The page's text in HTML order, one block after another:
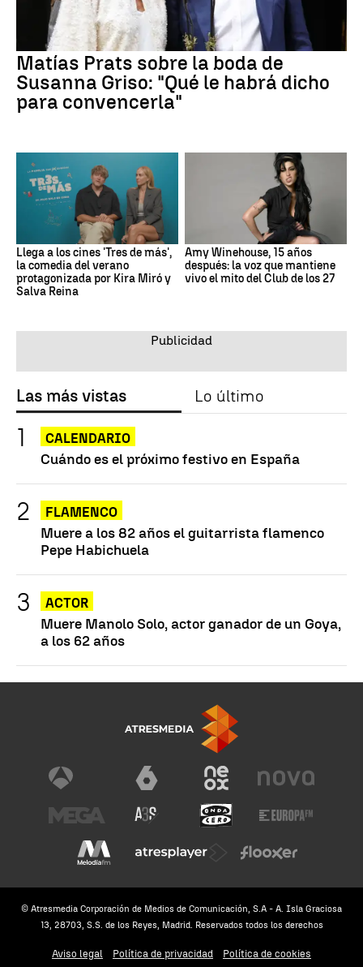
Matías Prats sobre la boda de
Susanna Griso: "Qué le habrá dicho
para convencerla"
Llega a los cines 'Tres de más',
la comedia del verano
protagonizada por Kira Miró y
Salva Reina
Amy Winehouse, 15 años
después: la voz que mantiene
vivo el mito del Club de los 27
Las más vistas Lo último
CALENDARIO
Cuándo es el próximo festivo en España
FLAMENCO
Muere a los 82 años el guitarrista flamenco
Pepe Habichuela
ACTOR
Muere Manolo Solo, actor ganador de un Goya,
a los 62 años
© Atresmedia Corporación de Medios de Comunicación, S.A - A. Isla Graciosa
13, 28703, S.S. de los Reyes, Madrid. Reservados todos los derechos
Aviso legal Política de privacidad Política de cookies